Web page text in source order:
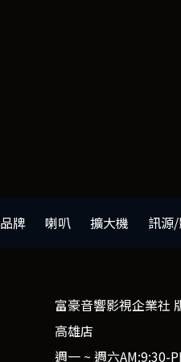
品牌 喇叭 擴大機 訊源
富豪音響影視企業社
高雄店
週一 ~ 週六AM:9:30-